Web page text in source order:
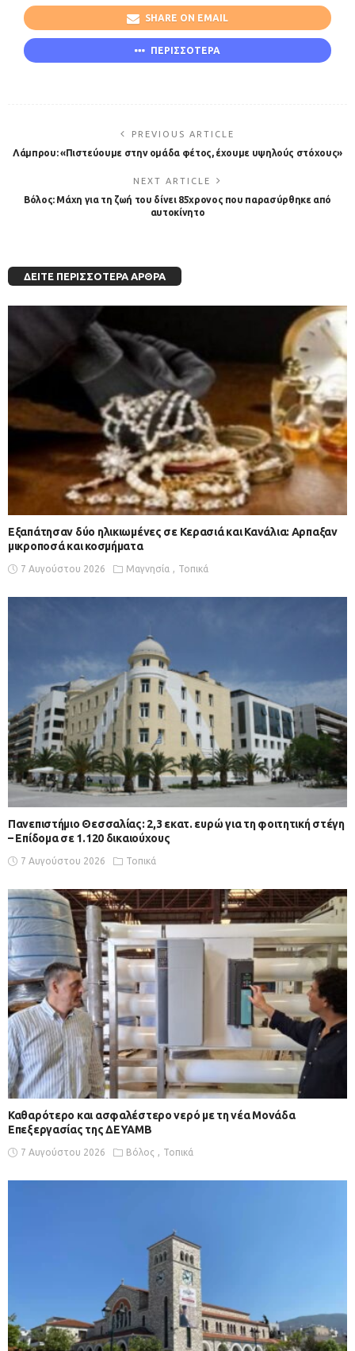
SHARE ON EMAIL
ΠΕΡΙΣΣΟΤΕΡΑ
PREVIOUS ARTICLE
Λάμπρου: «Πιστεύουμε στην ομάδα φέτος, έχουμε υψηλούς στόχους»
NEXT ARTICLE
Βόλος: Μάχη για τη ζωή του δίνει 85χρονος που παρασύρθηκε από
αυτοκίνητο
ΔΕΊΤΕ ΠΕΡΙΣΣΌΤΕΡΑ ΆΡΘΡΑ
Εξαπάτησαν δύο ηλικιωμένες σε Κερασιά και Κανάλια: Αρπαξαν
μικροποσά και κοσμήματα
7 Αυγούστου 2026 Μαγνησία Τοπικά
Πανεπιστήμιο Θεσσαλίας: 2,3 εκατ. ευρώ για τη φοιτητική στέγη
– Επίδομα σε 1.120 δικαιούχους
7 Αυγούστου 2026 Τοπικά
Καθαρότερο και ασφαλέστερο νερό με τη νέα Μονάδα
Επεξεργασίας της ΔΕΥΑΜΒ
7 Αυγούστου 2026 Βόλος Τοπικά